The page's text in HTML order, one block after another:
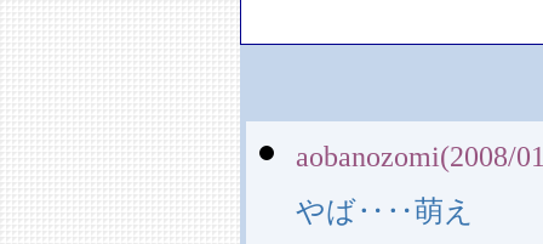
aobanozomi(2008/
やば‥‥萌え